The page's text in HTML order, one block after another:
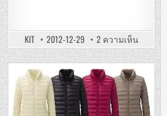
KIT 2012-12-29 2 ความเห็นบน
UNIQLO
–
CORDUROY
RELAXED
PANTS
–
กางเกง
ลูกฟูก
Posted
in